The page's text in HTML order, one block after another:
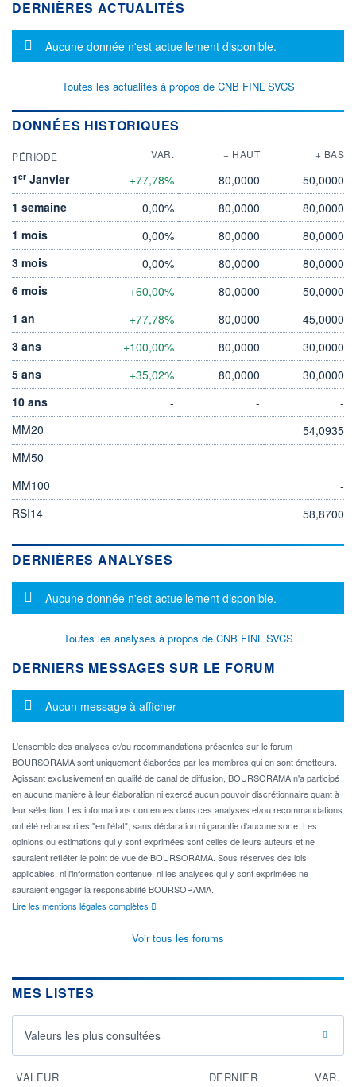
DERNIÈRES ACTUALITÉS
Message d'information
Aucune donnée n'est actuellement disponible.
Toutes les actualités à propos de CNB FINL SVCS
DONNÉES HISTORIQUES
PÉRIODE VAR. + HAUT + BAS
1er Janvier +77,78% 80,0000
50,0000
1 semaine
0,00% 80,0000
80,0000
1 mois
0,00% 80,0000
80,0000
3 mois
0,00% 80,0000
80,0000
6 mois
+60,00% 80,0000
50,0000
1 an
+77,78% 80,0000
45,0000
3 ans
+100,00% 80,0000
30,0000
5 ans
+35,02% 80,0000
30,0000
10 ans
- -
-
MM20
54,0935
MM50
-
MM100
-
RSI14
58,8700
DERNIÈRES ANALYSES
Message d'information
Aucune donnée n'est actuellement disponible.
Toutes les analyses à propos de CNB FINL SVCS
DERNIERS MESSAGES SUR LE FORUM
Message d'information
Aucun message à afficher
L'ensemble des analyses et/ou recommandations présentes sur le forum
BOURSORAMA sont uniquement élaborées par les membres qui en sont émetteurs.
Agissant exclusivement en qualité de canal de diffusion, BOURSORAMA n'a participé
en aucune manière à leur élaboration ni exercé aucun pouvoir discrétionnaire quant à
leur sélection. Les informations contenues dans ces analyses et/ou recommandations
ont été retranscrites "en l'état", sans déclaration ni garantie d'aucune sorte. Les
opinions ou estimations qui y sont exprimées sont celles de leurs auteurs et ne
sauraient refléter le point de vue de BOURSORAMA. Sous réserves des lois
applicables, ni l'information contenue, ni les analyses qui y sont exprimées ne
sauraient engager la responsabilité BOURSORAMA.
Lire les mentions légales complètes
Voir tous les forums
MES LISTES
Valeurs les plus consultées
VALEUR DERNIER VAR.